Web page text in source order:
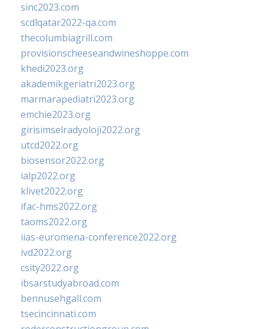
sinc2023.com
scdlqatar2022-qa.com
thecolumbiagrill.com
provisionscheeseandwineshoppe.com
khedi2023.org
akademikgeriatri2023.org
marmarapediatri2023.org
emchie2023.org
girisimselradyoloji2022.org
utcd2022.org
biosensor2022.org
ialp2022.org
klivet2022.org
ifac-hms2022.org
taoms2022.org
iias-euromena-conference2022.org
ivd2022.org
csity2022.org
ibsarstudyabroad.com
bennusehgall.com
tsecincinnati.com